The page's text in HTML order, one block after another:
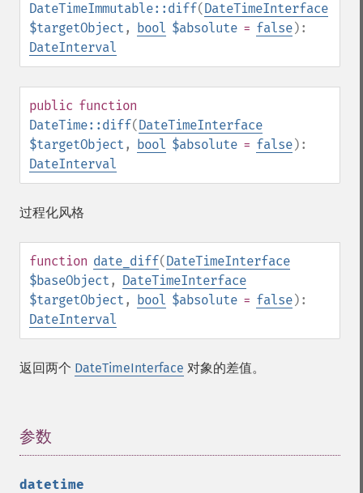
DateTimeImmutable::diff(DateTimeInterface
$targetObject , bool $absolute = false):
DateInterval
public function
DateTime::diff(DateTimeInterface
$targetObject , bool $absolute = false):
DateInterval
过程化风格
function date_diff(DateTimeInterface
$baseObject , DateTimeInterface
$targetObject , bool $absolute = false):
DateInterval
返回两个 DateTimeInterface 对象的差值。
参数
datetime